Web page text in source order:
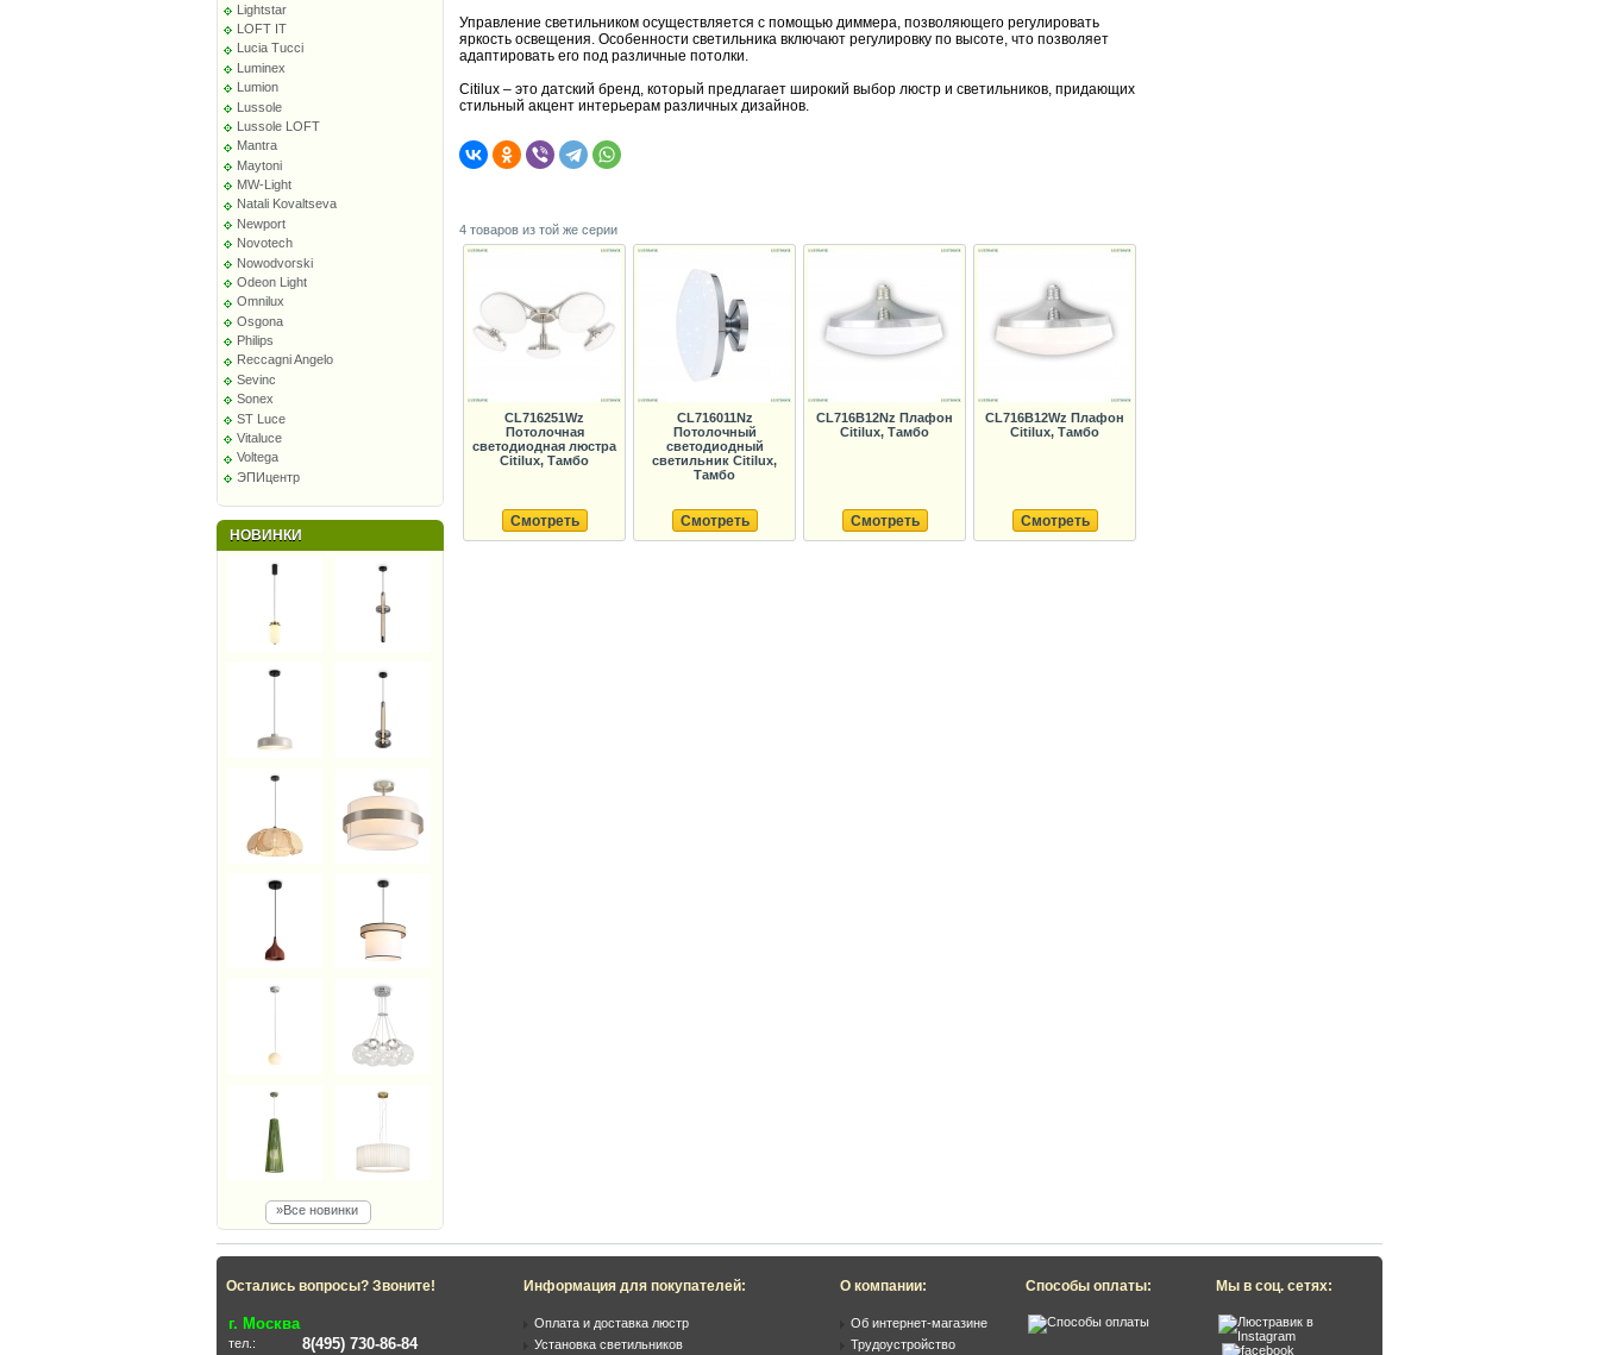
Lightstar
LOFT IT
Lucia Tucci
Luminex
Lumion
Lussole
Lussole LOFT
Mantra
Maytoni
MW-Light
Natali Kovaltseva
Newport
Novotech
Nowodvorski
Odeon Light
Omnilux
Osgona
Philips
Reccagni Angelo
Sevinc
Sonex
ST Luce
Vitaluce
Voltega
ЭПИцентр
НОВИНКИ
»Все новинки
Управление светильником осуществляется с помощью диммера, позволяющего регулировать
яркость освещения. Особенности светильника включают регулировку по высоте, что позволяет
адаптировать его под различные потолки.
Citilux – это датский бренд, который предлагает широкий выбор люстр и светильников, придающих
стильный акцент интерьерам различных дизайнов.
4 товаров из той же серии
CL716251Wz
Потолочная
светодиодная люстра
Citilux, Тамбо
Смотреть
CL716011Nz
Потолочный
светодиодный
светильник Citilux,
Тамбо
Смотреть
CL716B12Nz Плафон
Citilux, Тамбо
Смотреть
CL716B12Wz Плафон
Citilux, Тамбо
Смотреть
Остались вопросы? Звоните!
г. Москва
тел.: 8(495) 730-86-84
Информация для покупателей:
Оплата и доставка люстр
Установка светильников
О компании:
Об интернет-магазине
Трудоустройство
Способы оплаты: Мы в соц. сетях: